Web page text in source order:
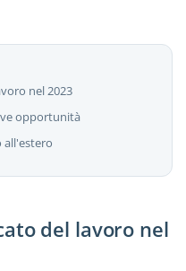
nel 2023
opportunità
all'estero
del lavoro nel